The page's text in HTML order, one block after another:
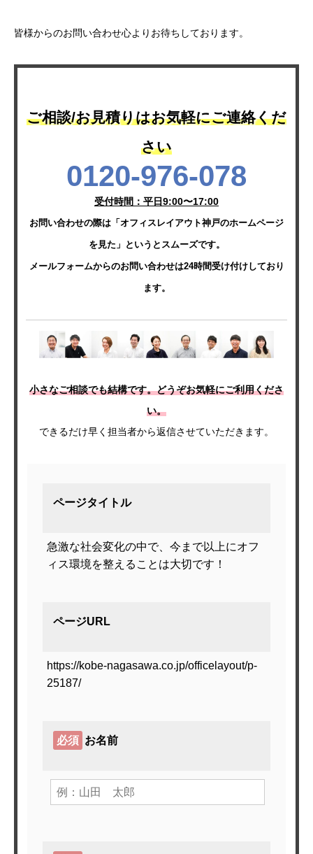
皆様からのお問い合わせ心よりお待ちしております。
ご相談/お見積りはお気軽にご連絡くだ
さい
0120-976-078
受付時間：平日9:00〜17:00
お問い合わせの際は「オフィスレイアウト神戸のホームページ
を見た」というとスムーズです。
メールフォームからのお問い合わせは24時間受け付けしており
ます。
小さなご相談でも結構です。どうぞお気軽にご利用くださ
い。
できるだけ早く担当者から返信させていただきます。
ページタイトル
急激な社会変化の中で、今まで以上にオフ
ィス環境を整えることは大切です！
ページURL
https://kobe-nagasawa.co.jp/officelayout/p-
25187/
必須 お名前